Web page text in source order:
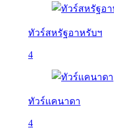
ทัวร์สหรัฐอาหรับฯ
4
ทัวร์แคนาดา
4